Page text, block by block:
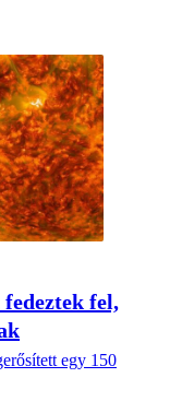
fel,
egy 150